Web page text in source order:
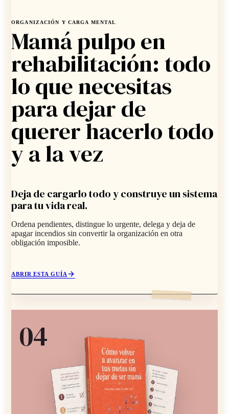
ORGANIZACIÓN Y CARGA MENTAL
Mamá pulpo en
rehabilitación: todo
lo que necesitas
para dejar de
querer hacerlo todo
y a la vez
Deja de cargarlo todo y construye un sistema
para tu vida real.
Ordena pendientes, distingue lo urgente, delega y deja de
apagar incendios sin convertir la organización en otra
obligación imposible.
ABRIR ESTA GUÍA
04